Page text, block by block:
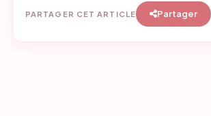
PARTAGER CET ARTICLE Partager